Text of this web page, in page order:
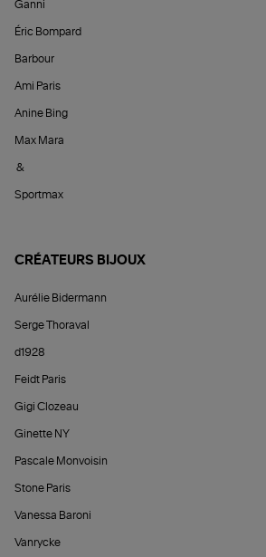
Ganni
Éric Bompard
Barbour
Ami Paris
Anine Bing
Max Mara
&
Sportmax
CRÉATEURS BIJOUX
Aurélie Bidermann
Serge Thoraval
d1928
Feidt Paris
Gigi Clozeau
Ginette NY
Pascale Monvoisin
Stone Paris
Vanessa Baroni
Vanrycke